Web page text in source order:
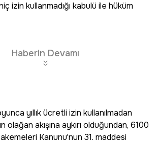
izin kullanmadığı kabulü ile hüküm
Haberin Devamı
yıllık ücretli izin kullanılmadan
olağan akışına aykırı olduğundan, 6100
Kanunu'nun 31. maddesi